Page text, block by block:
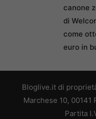
canone
di
come
euro in
Bloglive.it di
Marchese 10, 00141
Partita